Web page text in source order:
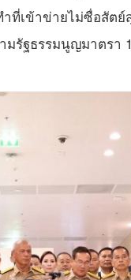
ที่เข้าข่ายไม่ซื่อสัตย์
มรัฐธรรมนูญมาตรา